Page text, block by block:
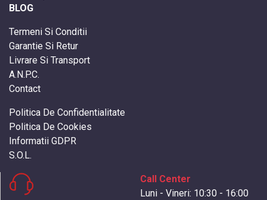
BLOG
Termeni Si Conditii
Garantie Si Retur
Livrare Si Transport
A.N.P.C.
Contact
Politica De Confidentialitate
Politica De Cookies
Informatii GDPR
S.O.L.
Call Center
Luni - Vineri: 10:30 - 16:00